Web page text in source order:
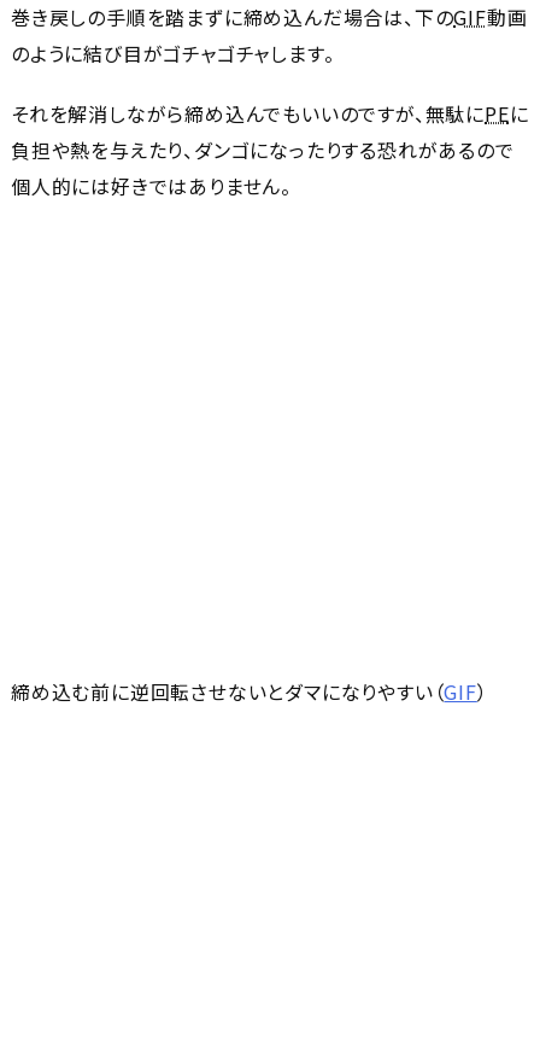
巻き戻しの手順を踏まずに締め込んだ場合は、下のGIF動画
のように結び目がゴチャゴチャします。
それを解消しながら締め込んでもいいのですが、無駄にPEに
負担や熱を与えたり、ダンゴになったりする恐れがあるので
個人的には好きではありません。
締め込む前に逆回転させないとダマになりやすい（GIF）